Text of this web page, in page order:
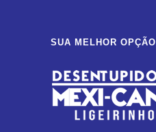
SUA MELHOR OPÇÃO